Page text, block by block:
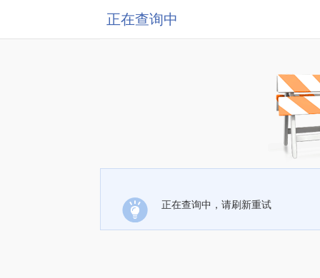
正在查询中
正在查询中，请刷新重试